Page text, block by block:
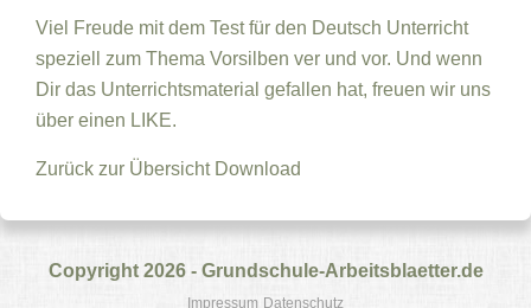
Viel Freude mit dem Test für den Deutsch Unterricht
speziell zum Thema Vorsilben ver und vor. Und wenn
Dir das Unterrichtsmaterial gefallen hat, freuen wir uns
über einen LIKE.
Zurück zur Übersicht Download
Copyright 2026 - Grundschule-Arbeitsblaetter.de
Impressum Datenschutz